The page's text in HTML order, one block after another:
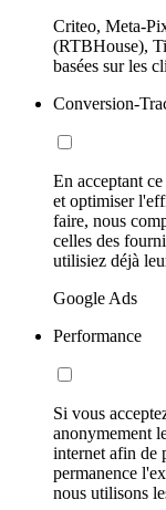
Criteo, Meta-
(RTBHouse),
basées sur les
Conversion-
En acceptant
et optimiser
faire, nous
celles des
utilisiez déjà
Google Ads
Performance
Si vous
anonymement
internet afin de
permanence
nous utilisons